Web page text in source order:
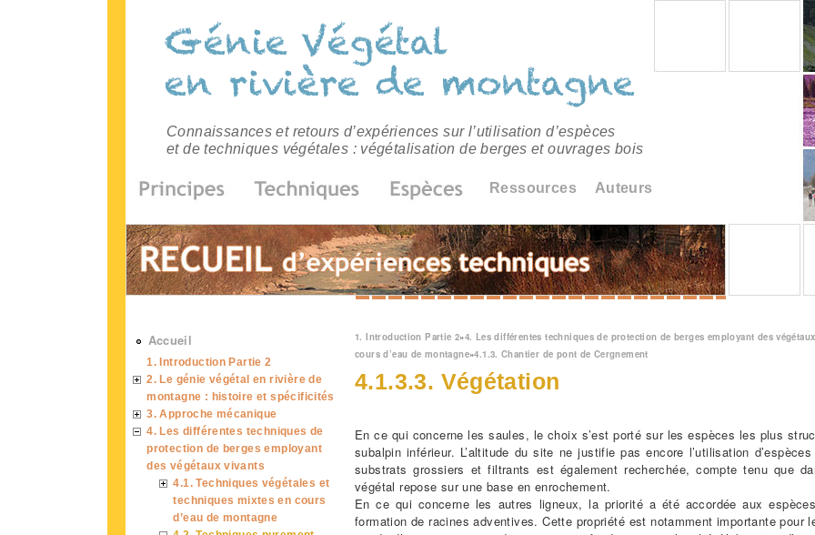
Connaissances et retours d’expériences sur l’utilisation d’espèces
et de techniques végétales : végétalisation de berges et ouvrages bois
Ressources Auteurs
Vous êtes ici
1. Introduction Partie 2»4. Les différentes techniques de protection de berges employant des
cours d’eau de montagne»4.1.3. Chantier de pont de Cergnement
4.1.3.3. Végétation
En ce qui concerne les saules, le choix s’est porté sur les espèces les plus
subalpin inférieur. L’altitude du site ne justifie pas encore l’utilisation
substrats grossiers et filtrants est également recherchée, compte tenu que
végétal repose sur une base en enrochement.
En ce qui concerne les autres ligneux, la priorité a été accordée aux
formation de racines adventives. Cette propriété est notamment importante
Accueil
1. Introduction Partie 2
2. Le génie végétal en rivière de
montagne : histoire et spécificités
3. Approche mécanique
4. Les différentes techniques de
protection de berges employant
des végétaux vivants
4.1. Techniques végétales et
techniques mixtes en cours
d’eau de montagne